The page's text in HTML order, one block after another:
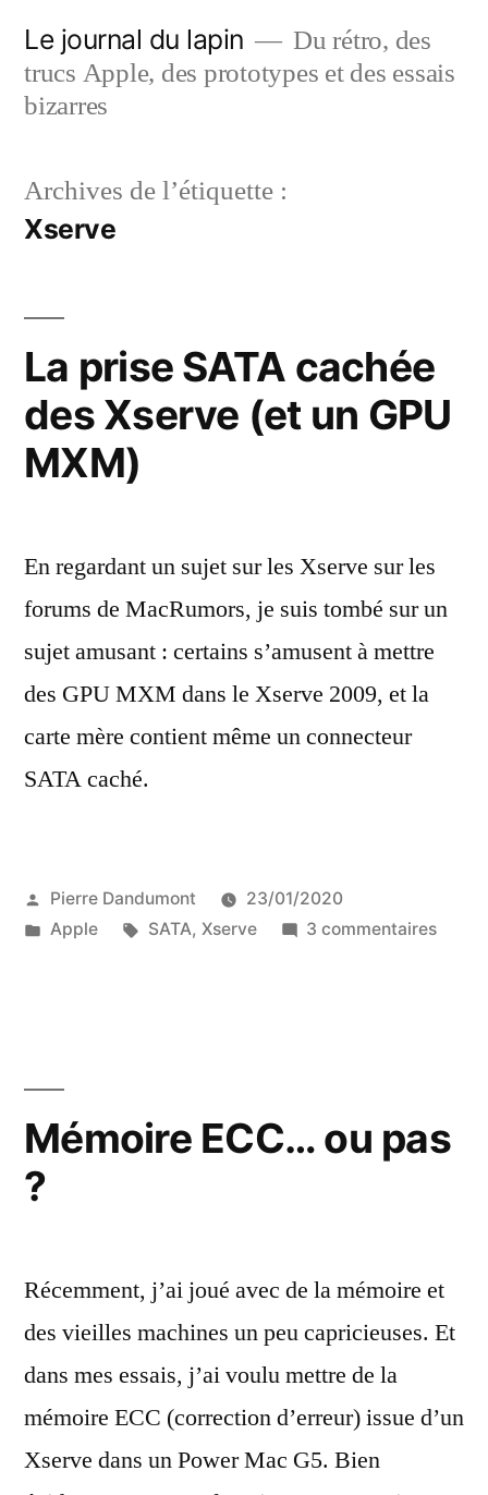
contenu
Le journal du lapin
Du rétro, des
trucs Apple, des prototypes et des essais
bizarres
Archives de l’étiquette :
Xserve
La prise SATA cachée
des Xserve (et un GPU
MXM)
En regardant un sujet sur les Xserve sur les
forums de MacRumors, je suis tombé sur un
sujet amusant : certains s’amusent à mettre
des GPU MXM dans le Xserve 2009, et la
carte mère contient même un connecteur
SATA caché.
Publié
par
Pierre Dandumont
23/01/2020
Publié
Apple Étiquettes :
SATA, Xserve 3 commentairessur
(et
Mémoire ECC… ou pas
?
Récemment, j’ai joué avec de la mémoire et
des vieilles machines un peu capricieuses. Et
dans mes essais, j’ai voulu mettre de la
mémoire ECC (correction d’erreur) issue d’un
Xserve dans un Power Mac G5. Bien